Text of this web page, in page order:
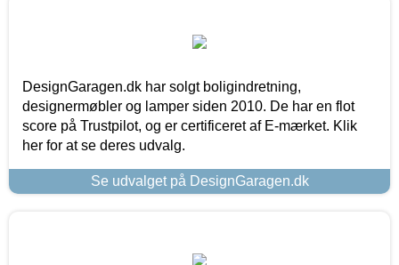
DesignGaragen.dk har solgt boligindretning,
designermøbler og lamper siden 2010. De har en flot
score på Trustpilot, og er certificeret af E-mærket. Klik
her for at se deres udvalg.
Se udvalget på DesignGaragen.dk